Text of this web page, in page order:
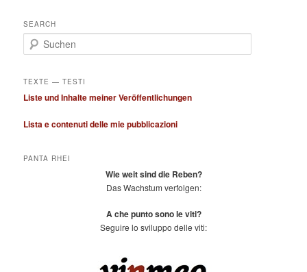
SEARCH
u
h
n
TEXTE — TESTI
Liste und Inhalte meiner Veröffentlichungen
Lista e contenuti delle mie pubblicazioni
PANTA RHEI
Wie weit sind die Reben?
Das Wachstum verfolgen:
A che punto sono le viti?
Seguire lo sviluppo delle viti: